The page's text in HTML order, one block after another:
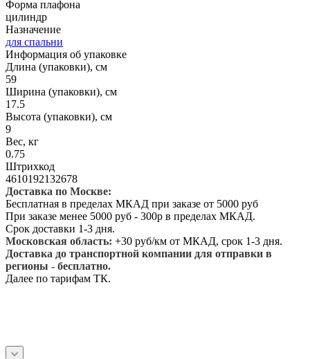
Форма плафона
цилиндр
Назначение
для спальни
Информация об упаковке
Длина (упаковки), см
59
Ширина (упаковки), см
17.5
Высота (упаковки), см
9
Вес, кг
0.75
Штрихкод
4610192132678
Доставка по Москве:
Бесплатная в пределах МКАД при заказе от 5000 руб
При заказе менее 5000 руб - 300р в пределах МКАД.
Срок доставки 1-3 дня.
Московская область: +30 руб/км от МКАД, срок 1-3 дня.
Доставка до транспортной компании для отправки в
регионы - бесплатно.
Далее по тарифам ТК.